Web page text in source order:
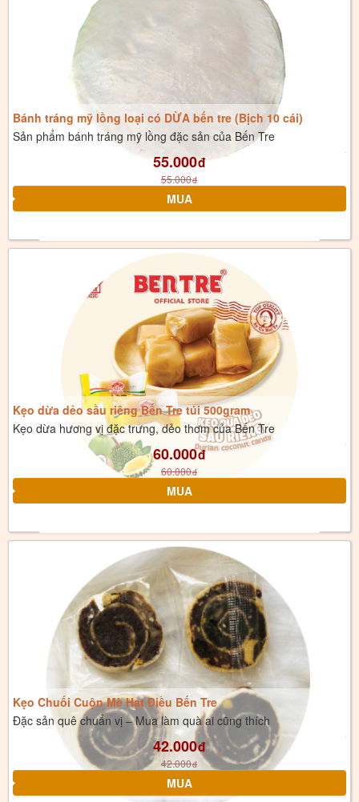
Bánh tráng mỹ lồng loại có DỪA bến tre (Bịch 10 cái)
Sản phẩm bánh tráng mỹ lồng đặc sản của Bến Tre
55.000đ
55.000đ
Kẹo dừa dẻo sầu riêng Bến Tre túi 500gram
Kẹo dừa hương vị đặc trưng, dẻo thơm của Bến Tre
60.000đ
60.000đ
Kẹo Chuối Cuộn Mè Hạt Điều Bến Tre
Đặc sản quê chuẩn vị – Mua làm quà ai cũng thích
42.000đ
42.000đ